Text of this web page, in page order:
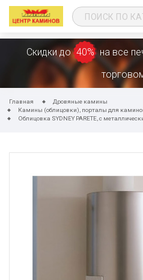
Скидки до 40% на все
Главная
Дровяные камины
Камины (облицовки), порталы для
Облицовка SYDNEY PARETE, с